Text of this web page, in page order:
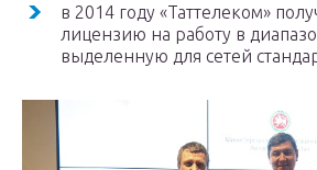
в 2014 году «Таттелеком»
лицензию на работу в
выделенную для сетей